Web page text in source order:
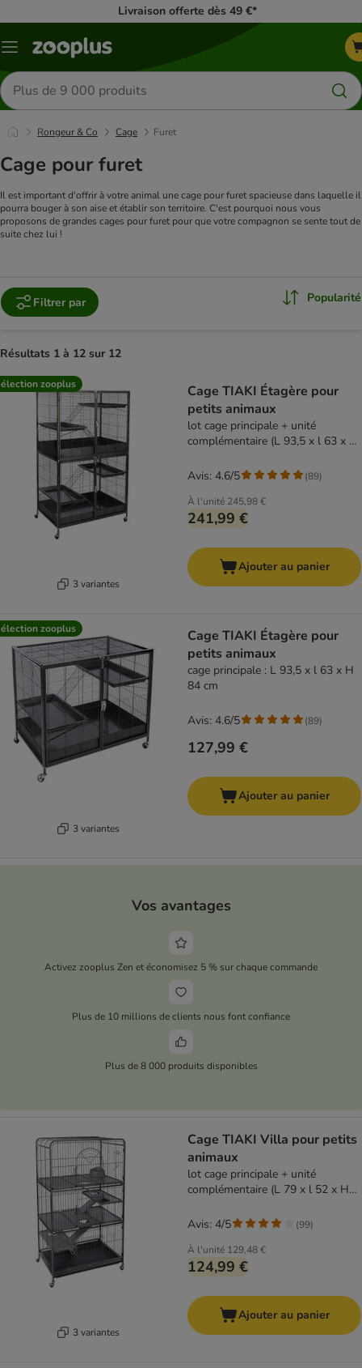
Livraison offerte dès 49 €*
Menu
Rechercher
des
produits
Rongeur & Co Cage Furet
Cage pour furet
Il est important d'offrir à votre animal une cage pour furet spacieuse dans laquelle il
pourra bouger à son aise et établir son territoire. C'est pourquoi nous vous
proposons de grandes cages pour furet pour que votre compagnon se sente tout de
suite chez lui !
Filtrer par Popularité
Résultats 1 à 12 sur 12
product items have been changed
zooplus
3 variantes
Cage TIAKI Étagère pour
petits animaux
lot cage principale + unité
complémentaire (L 93,5 x l 63 x H
À l'unité 245,98 €
241,99 €
Avis: 4.6/5 (89)
Ajouter au panier
zooplus
3 variantes
Cage TIAKI Étagère pour
petits animaux
cage principale : L 93,5 x l 63 x H
84 cm
127,99 €
Avis: 4.6/5 (89)
Ajouter au panier
Vos avantages
Activez zooplus Zen et économisez 5 % sur chaque commande
Plus de 10 millions de clients nous font confiance
Plus de 8 000 produits disponibles
3 variantes
Cage TIAKI Villa pour petits
animaux
lot cage principale + unité
complémentaire (L 79 x l 52 x H
À l'unité 129,48 €
124,99 €
Avis: 4/5 (99)
Ajouter au panier